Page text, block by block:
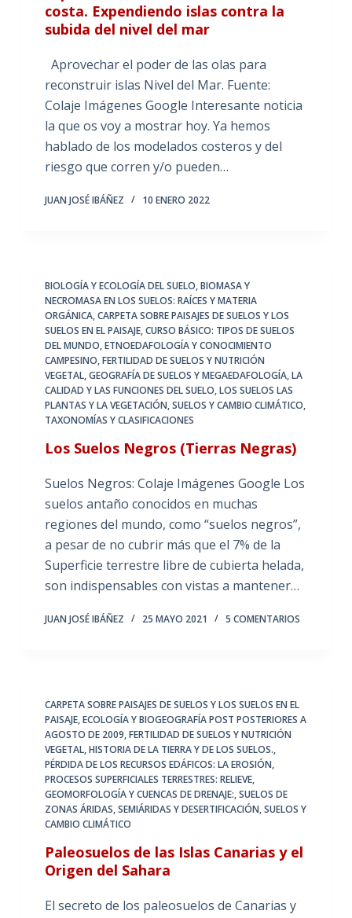
costa. Expendiendo islas contra la
subida del nivel del mar
Aprovechar el poder de las olas para
reconstruir islas Nivel del Mar. Fuente:
Colaje Imágenes Google Interesante noticia
la que os voy a mostrar hoy. Ya hemos
hablado de los modelados costeros y del
riesgo que corren y/o pueden…
JUAN JOSÉ IBÁÑEZ 10 ENERO 2022
BIOLOGÍA Y ECOLOGÍA DEL SUELO,BIOMASA Y
NECROMASA EN LOS SUELOS: RAÍCES Y MATERIA
ORGÁNICA,CARPETA SOBRE PAISAJES DE SUELOS Y LOS
SUELOS EN EL PAISAJE,CURSO BÁSICO: TIPOS DE SUELOS
DEL MUNDO,ETNOEDAFOLOGÍA Y CONOCIMIENTO
CAMPESINO,FERTILIDAD DE SUELOS Y NUTRICIÓN
VEGETAL,GEOGRAFÍA DE SUELOS Y MEGAEDAFOLOGÍA,LA
CALIDAD Y LAS FUNCIONES DEL SUELO,LOS SUELOS LAS
PLANTAS Y LA VEGETACIÓN,SUELOS Y CAMBIO CLIMÁTICO,
TAXONOMÍAS Y CLASIFICACIONES
Los Suelos Negros (Tierras Negras)
Suelos Negros: Colaje Imágenes Google Los
suelos antaño conocidos en muchas
regiones del mundo, como “suelos negros”,
a pesar de no cubrir más que el 7% de la
Superficie terrestre libre de cubierta helada,
son indispensables con vistas a mantener…
JUAN JOSÉ IBÁÑEZ 25 MAYO 2021 5 COMENTARIOS
CARPETA SOBRE PAISAJES DE SUELOS Y LOS SUELOS EN EL
PAISAJE,ECOLOGÍA Y BIOGEOGRAFÍA POST POSTERIORES A
AGOSTO DE 2009,FERTILIDAD DE SUELOS Y NUTRICIÓN
VEGETAL,HISTORIA DE LA TIERRA Y DE LOS SUELOS.,
PÉRDIDA DE LOS RECURSOS EDÁFICOS: LA EROSIÓN,
PROCESOS SUPERFICIALES TERRESTRES: RELIEVE,
GEOMORFOLOGÍA Y CUENCAS DE DRENAJE:,SUELOS DE
ZONAS ÁRIDAS, SEMIÁRIDAS Y DESERTIFICACIÓN,SUELOS Y
CAMBIO CLIMÁTICO
Paleosuelos de las Islas Canarias y el
Origen del Sahara
El secreto de los paleosuelos de Canarias y